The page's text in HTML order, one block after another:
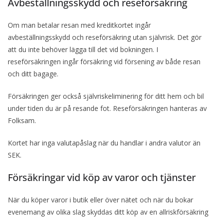
Avbeställningsskydd och reseförsäkring
Om man betalar resan med kreditkortet ingår
avbeställningsskydd och reseförsäkring utan självrisk. Det gör
att du inte behöver lägga till det vid bokningen. I
reseförsäkringen ingår försäkring vid försening av både resan
och ditt bagage.
Försäkringen ger också självriskeliminering för ditt hem och bil
under tiden du är på resande fot. Reseförsäkringen hanteras av
Folksam.
Kortet har inga valutapåslag när du handlar i andra valutor än
SEK.
Försäkringar vid köp av varor och tjänster
När du köper varor i butik eller över nätet och när du bokar
evenemang av olika slag skyddas ditt köp av en allriskförsäkring